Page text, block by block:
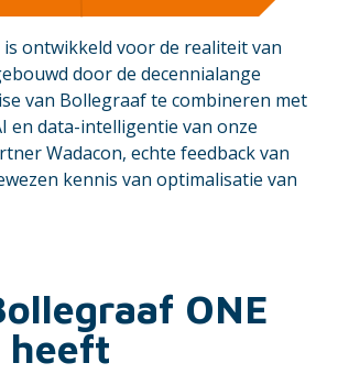
ontwikkeld voor de realiteit van
door de decennialange
van Bollegraaf te combineren met
en data-intelligentie van onze
Wadacon, echte feedback van
kennis van optimalisatie van
ONE
heeft